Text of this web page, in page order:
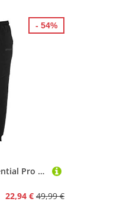
uhlsport Kinder Essential Pro Hose, schwarz, 152
22,94 € 49,99 €
- 54%